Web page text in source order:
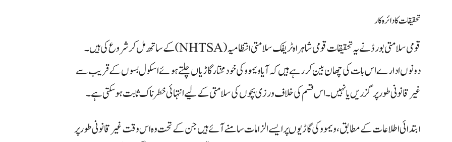
تحقیقات کا دائرہ کار
قومی سلامتی بورڈ نے یہ تحقیقات قومی شاہراہ ٹریفک سلامتی انتظامیہ (NHTSA) کے ساتھ مل کر شروع کی ہیں۔
دونوں ادارے اس بات کی چھان بین کر رہے ہیں کہ آیا ویموو کی خود مختار گاڑیاں چلتے ہوئے اسکول بسوں کے قریب سے
غیر قانونی طور پر گزریں یا نہیں۔ اس قسم کی خلاف ورزی بچوں کی سلامتی کے لیے انتہائی خطرناک ثابت ہو سکتی ہے۔
ابتدائی اطلاعات کے مطابق، ویموو کی گاڑیوں پر ایسے الزامات سامنے آئے ہیں جن کے تحت وہ اس وقت غیر قانونی طور پر